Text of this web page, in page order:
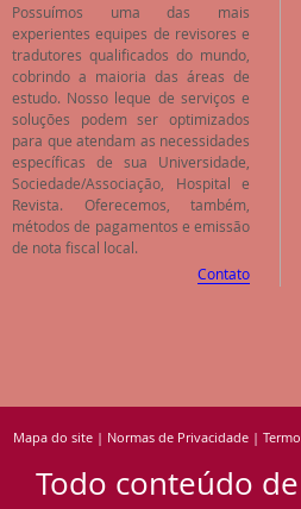
Possuímos uma das mais
experientes equipes de revisores e
tradutores qualificados do mundo,
cobrindo a maioria das áreas de
estudo. Nosso leque de serviços e
soluções podem ser optimizados
para que atendam as necessidades
específicas de sua Universidade,
Sociedade/Associação, Hospital e
Revista. Oferecemos, também,
métodos de pagamentos e emissão
de nota fiscal local.
Contato
Mapa do site | Normas de Privacidade |
Todo conteúdo de